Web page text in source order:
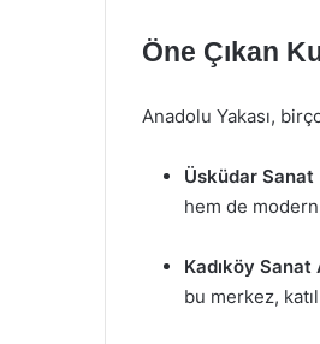
Öne Çıkan
Anadolu Yakası,
Üsküdar Sanat
hem de modern
Kadıköy Sanat
bu merkez,